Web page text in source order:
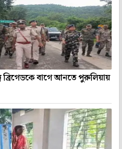
বাগে আনতে পুরুলিয়ায়